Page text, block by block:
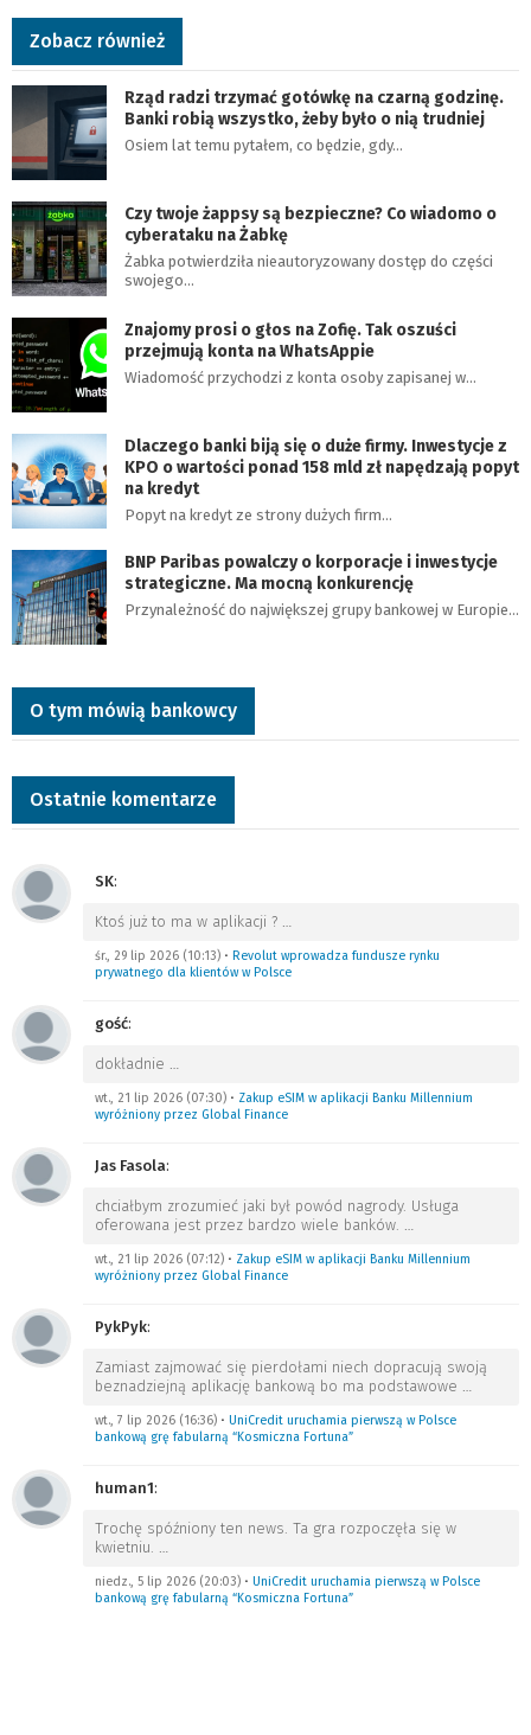
Zobacz również
Rząd radzi trzymać gotówkę na czarną godzinę.
Banki robią wszystko, żeby było o nią trudniej
Osiem lat temu pytałem, co będzie, gdy…
Czy twoje żappsy są bezpieczne? Co wiadomo o
cyberataku na Żabkę
Żabka potwierdziła nieautoryzowany dostęp do części
swojego…
Znajomy prosi o głos na Zofię. Tak oszuści
przejmują konta na WhatsAppie
Wiadomość przychodzi z konta osoby zapisanej w…
Dlaczego banki biją się o duże firmy. Inwestycje z
KPO o wartości ponad 158 mld zł napędzają popyt
na kredyt
Popyt na kredyt ze strony dużych firm…
BNP Paribas powalczy o korporacje i inwestycje
strategiczne. Ma mocną konkurencję
Przynależność do największej grupy bankowej w Europie…
O tym mówią bankowcy
Ostatnie komentarze
SK:
Ktoś już to ma w aplikacji ? …
śr., 29 lip 2026 (10:13) • Revolut wprowadza fundusze rynku
prywatnego dla klientów w Polsce
gość:
dokładnie …
wt., 21 lip 2026 (07:30) • Zakup eSIM w aplikacji Banku Millennium
wyróżniony przez Global Finance
Jas Fasola:
chciałbym zrozumieć jaki był powód nagrody. Usługa
oferowana jest przez bardzo wiele banków. …
wt., 21 lip 2026 (07:12) • Zakup eSIM w aplikacji Banku Millennium
wyróżniony przez Global Finance
PykPyk:
Zamiast zajmować się pierdołami niech dopracują swoją
beznadziejną aplikację bankową bo ma podstawowe …
wt., 7 lip 2026 (16:36) • UniCredit uruchamia pierwszą w Polsce
bankową grę fabularną “Kosmiczna Fortuna”
human1:
Trochę spóźniony ten news. Ta gra rozpoczęła się w
kwietniu. …
niedz., 5 lip 2026 (20:03) • UniCredit uruchamia pierwszą w Polsce
bankową grę fabularną “Kosmiczna Fortuna”